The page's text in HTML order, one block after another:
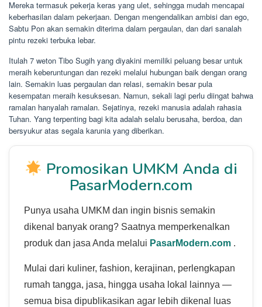
Mereka termasuk pekerja keras yang ulet, sehingga mudah mencapai
keberhasilan dalam pekerjaan. Dengan mengendalikan ambisi dan ego,
Sabtu Pon akan semakin diterima dalam pergaulan, dan dari sanalah
pintu rezeki terbuka lebar.
Itulah 7 weton Tibo Sugih yang diyakini memiliki peluang besar untuk
meraih keberuntungan dan rezeki melalui hubungan baik dengan orang
lain. Semakin luas pergaulan dan relasi, semakin besar pula
kesempatan meraih kesuksesan. Namun, sekali lagi perlu diingat bahwa
ramalan hanyalah ramalan. Sejatinya, rezeki manusia adalah rahasia
Tuhan. Yang terpenting bagi kita adalah selalu berusaha, berdoa, dan
bersyukur atas segala karunia yang diberikan.
Promosikan UMKM Anda di
PasarModern.com
Punya usaha UMKM dan ingin bisnis semakin
dikenal banyak orang? Saatnya memperkenalkan
produk dan jasa Anda melalui PasarModern.com .
Mulai dari kuliner, fashion, kerajinan, perlengkapan
rumah tangga, jasa, hingga usaha lokal lainnya —
semua bisa dipublikasikan agar lebih dikenal luas